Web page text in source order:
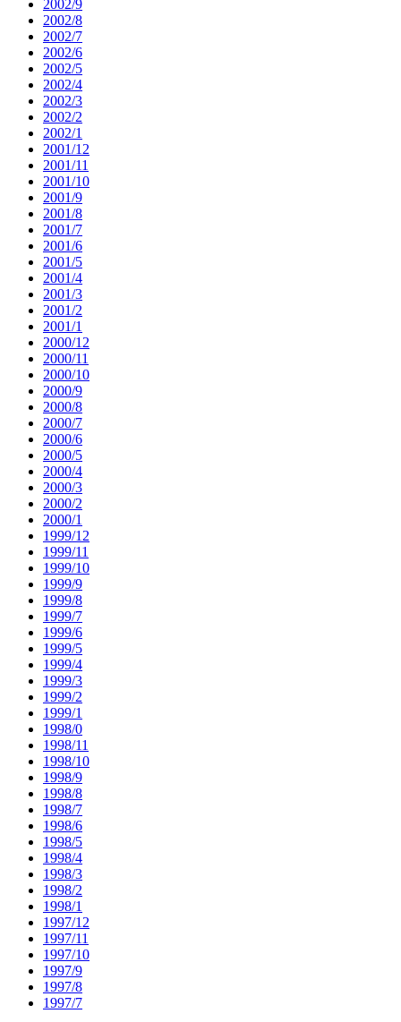
2002/9
2002/8
2002/7
2002/6
2002/5
2002/4
2002/3
2002/2
2002/1
2001/12
2001/11
2001/10
2001/9
2001/8
2001/7
2001/6
2001/5
2001/4
2001/3
2001/2
2001/1
2000/12
2000/11
2000/10
2000/9
2000/8
2000/7
2000/6
2000/5
2000/4
2000/3
2000/2
2000/1
1999/12
1999/11
1999/10
1999/9
1999/8
1999/7
1999/6
1999/5
1999/4
1999/3
1999/2
1999/1
1998/0
1998/11
1998/10
1998/9
1998/8
1998/7
1998/6
1998/5
1998/4
1998/3
1998/2
1998/1
1997/12
1997/11
1997/10
1997/9
1997/8
1997/7